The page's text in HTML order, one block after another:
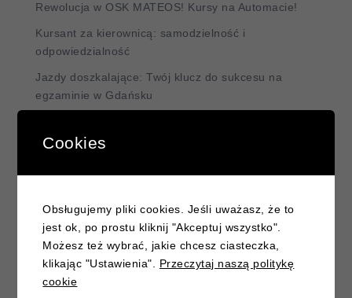
Rewolucja w OSK MATEOS! Kursy na Automacie!
Kursant za kierownicą: samodzielność i
odpowiedzialność
Jazdy doszkalające: Twój klucz do sukcesu na
egzaminie w Gdańsku
strach i odzyskać pewność siebie?
podporządkowaną – klucz do bezpiecznej jazdy
Jak przygotować się do egzaminu praktycznego na
prawo jazdy?
Znaki drogowe, które często mylimy – poradnik
Cookies
Obsługujemy pliki cookies. Jeśli uważasz, że to
jest ok, po prostu kliknij "Akceptuj wszystko".
Możesz też wybrać, jakie chcesz ciasteczka,
klikając "Ustawienia". Przeczytaj naszą politykę
cookie